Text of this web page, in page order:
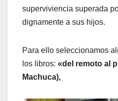
superviviencia superada
dignamente a sus hijos.
Para ello seleccionamos
los libros: «del remoto al
Machuca),